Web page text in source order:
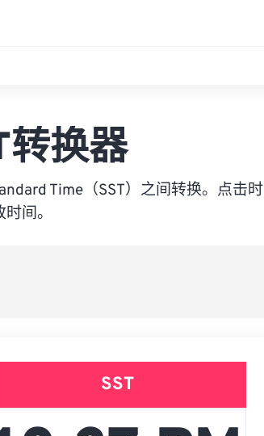
转换器
Time（SST）之间转换。点击时
间。
SST